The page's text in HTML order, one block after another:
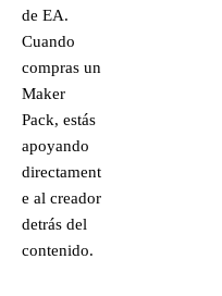
de EA.
Cuando
compras un
Maker
Pack, estás
apoyando
directament
e al creador
detrás del
contenido.